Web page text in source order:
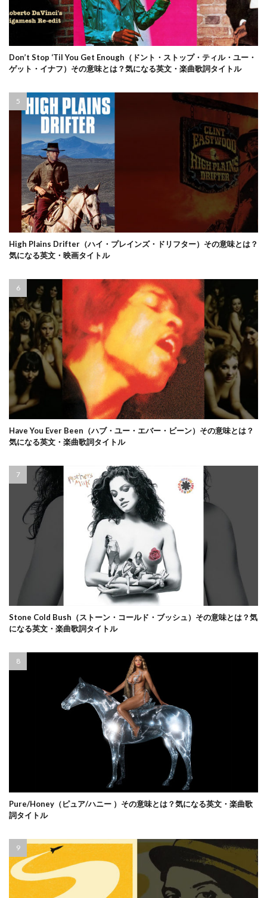
Don’t Stop ‘Til You Get Enough（ドント・ストップ・ティル・ユー・
ゲット・イナフ）その意味とは？気になる英文・楽曲歌詞タイトル
High Plains Drifter（ハイ・プレインズ・ドリフター）その意味とは？
気になる英文・映画タイトル
Have You Ever Been（ハブ・ユー・エバー・ビーン）その意味とは？
気になる英文・楽曲歌詞タイトル
Stone Cold Bush（ストーン・コールド・ブッシュ）その意味とは？気
になる英文・楽曲歌詞タイトル
Pure/Honey（ピュア/ハニー ）その意味とは？気になる英文・楽曲歌
詞タイトル